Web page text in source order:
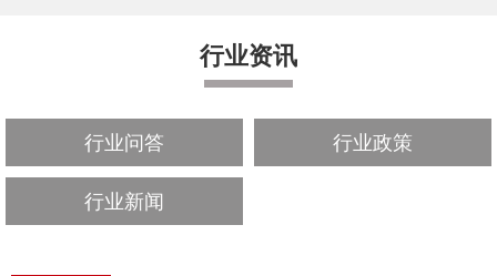
行业资讯
行业问答 行业政策
行业新闻